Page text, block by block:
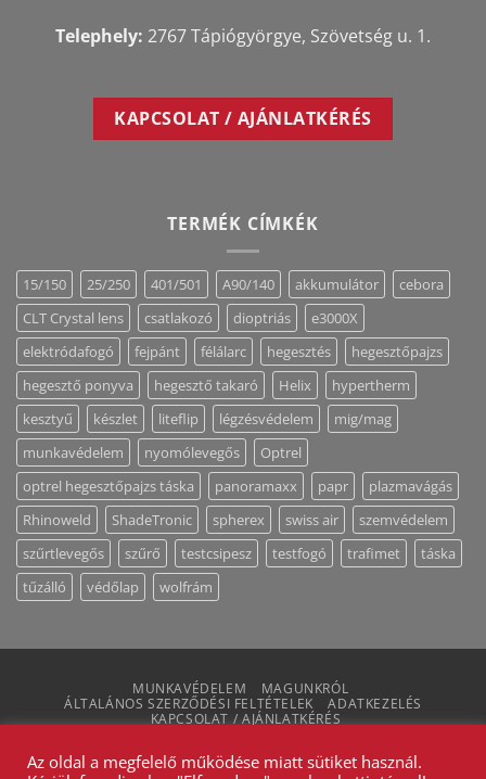
Telephely: 2767 Tápiógyörgye, Szövetség u. 1.
KAPCSOLAT / AJÁNLATKÉRÉS
TERMÉK CÍMKÉK
15/150 25/250 401/501 A90/140 akkumulátor
cebora
CLT Crystal lens
csatlakozó dioptriás
e3000X
elektródafogó
fejpánt félálarc hegesztés
hegesztőpajzs
hegesztő ponyva
hegesztő takaró Helix
hypertherm
kesztyű
készlet liteflip légzésvédelem
mig/mag
munkavédelem
nyomólevegős
Optrel
optrel hegesztőpajzs táska
panoramaxx papr
plazmavágás
Rhinoweld
ShadeTronic spherex swiss air
szemvédelem
szűrtlevegős
szűrő testcsipesz testfogó trafimet
táska
tűzálló
védőlap wolfrám
MUNKAVÉDELEM
MAGUNKRÓL
ÁLTALÁNOS SZERZŐDÉSI FELTÉTELEK
ADATKEZELÉS
KAPCSOLAT / AJÁNLATKÉRÉS
2026 ©
Bestweld Hegesztéstechnikai Bt. - Minden jog
Az oldal a megfelelő működése miatt sütiket használ.